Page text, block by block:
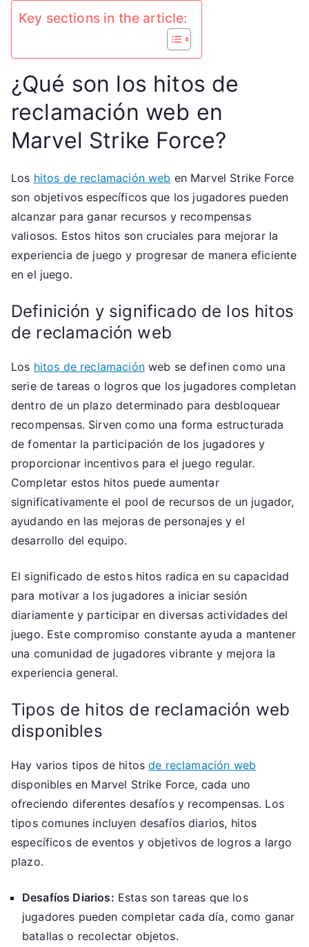
Key sections in the article:
¿Qué son los hitos de
reclamación web en
Marvel Strike Force?
Los hitos de reclamación web en Marvel Strike Force
son objetivos específicos que los jugadores pueden
alcanzar para ganar recursos y recompensas
valiosos. Estos hitos son cruciales para mejorar la
experiencia de juego y progresar de manera eficiente
en el juego.
Definición y significado de los hitos
de reclamación web
Los hitos de reclamaciónweb se definen como una
serie de tareas o logros que los jugadores completan
dentro de un plazo determinado para desbloquear
recompensas. Sirven como una forma estructurada
de fomentar la participación de los jugadores y
proporcionar incentivos para el juego regular.
Completar estos hitos puede aumentar
significativamente el pool de recursos de un jugador,
ayudando en las mejoras de personajes y el
desarrollo del equipo.
El significado de estos hitos radica en su capacidad
para motivar a los jugadores a iniciar sesión
diariamente y participar en diversas actividades del
juego. Este compromiso constante ayuda a mantener
una comunidad de jugadores vibrante y mejora la
experiencia general.
Tipos de hitos de reclamación web
disponibles
Hay varios tipos de hitosde reclamación web
disponibles en Marvel Strike Force, cada uno
ofreciendo diferentes desafíos y recompensas. Los
tipos comunes incluyen desafíos diarios, hitos
específicos de eventos y objetivos de logros a largo
plazo.
Desafíos Diarios: Estas son tareas que los
jugadores pueden completar cada día, como ganar
batallas o recolectar objetos.